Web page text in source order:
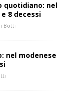
quotidiano: nel
8 decessi
Botti
nel modenese